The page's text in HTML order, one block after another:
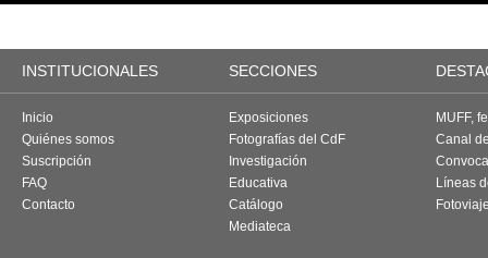
INSTITUCIONALES SECCIONES
Inicio
Quiénes somos
Suscripción
FAQ
Contacto
Exposiciones
Fotografías del CdF
Investigación
Educativa
Catálogo
Mediateca
MUFF,
Canal
Líneas